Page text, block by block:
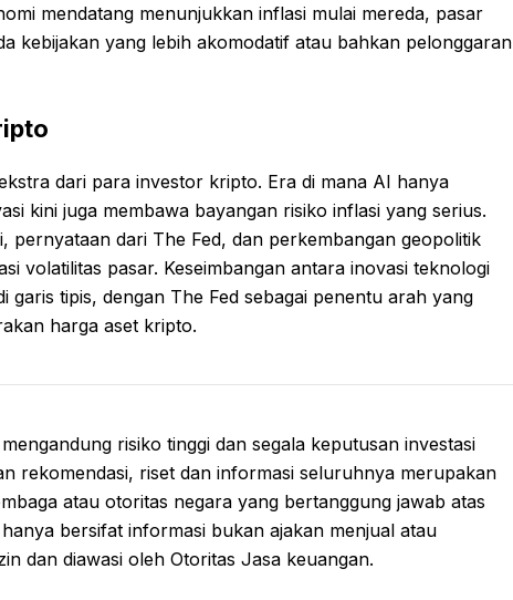
mendatang menunjukkan inflasi mulai mereda, pasar
kebijakan yang lebih akomodatif atau bahkan pelonggaran
dari para investor kripto. Era di mana AI hanya
kini juga membawa bayangan risiko inflasi yang serius.
pernyataan dari The Fed, dan perkembangan geopolitik
volatilitas pasar. Keseimbangan antara inovasi teknologi
garis tipis, dengan The Fed sebagai penentu arah yang
harga aset kripto.
risiko tinggi dan segala keputusan investasi
rekomendasi, riset dan informasi seluruhnya merupakan
atau otoritas negara yang bertanggung jawab atas
bersifat informasi bukan ajakan menjual atau
dan diawasi oleh Otoritas Jasa keuangan.